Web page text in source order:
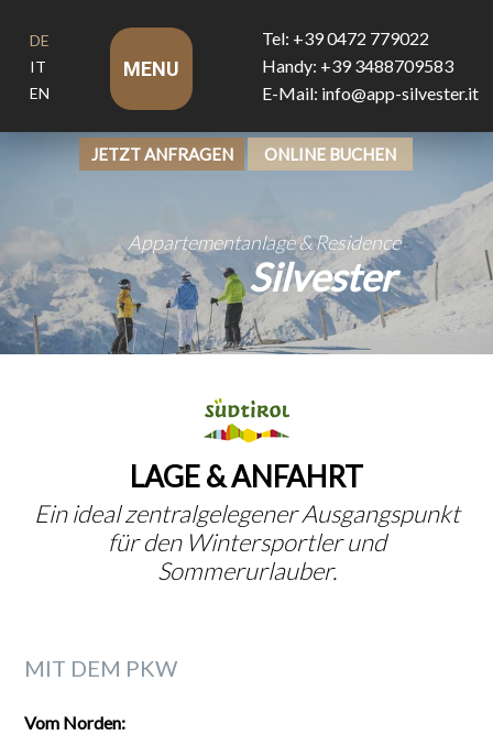
DE
IT
EN
MENU
JETZT ANFRAGEN ONLINE BUCHEN
Tel: +39 0472 779022
Handy: +39 3488709583
E-Mail: info@app-silvester.it
Appartementanlage & Residence
Silvester
LAGE & ANFAHRT
Ein ideal zentralgelegener Ausgangspunkt
für den Wintersportler und
Sommerurlauber.
MIT DEM PKW
Vom Norden: